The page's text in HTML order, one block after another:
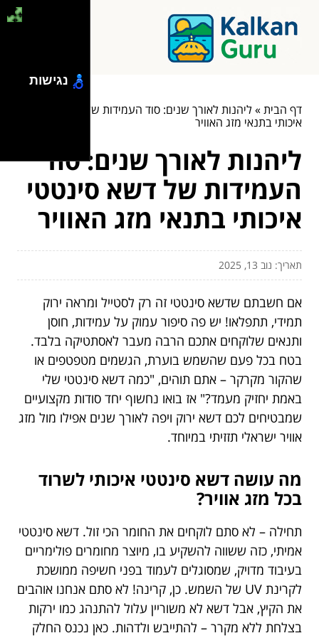
דף הבית»ליהנות לאורך שנים: סוד העמידות של דשא סינטטי
איכותי בתנאי מזג האוויר
ליהנות לאורך שנים: סוד
העמידות של דשא סינטטי
איכותי בתנאי מזג האוויר
תאריך: נוב 13, 2025
אם חשבתם שדשא סינטטי זה רק לסטייל ומראה ירוק
תמידי, תתפלאו! יש פה סיפור עמוק על עמידות, חוסן
ותנאים שלוקחים אתכם הרבה מעבר לאסתטיקה בלבד.
בטח בכל פעם שהשמש בוערת, הגשמים מטפטפים או
שהקור מקרקר – אתם תוהים, "כמה דשא סינטטי שלי
באמת יחזיק מעמד?" אז בואו נחשוף יחד סודות מקצועיים
שמבטיחים לכם דשא ירוק ויפה לאורך שנים אפילו מול מזג
אוויר ישראלי תזזיתי במיוחד.
מה עושה דשא סינטטי איכותי לשרוד
בכל מזג אוויר?
תחילה – לא סתם לוקחים את החומר הכי זול. דשא סינטטי
אמיתי, כזה ששווה להשקיע בו, מיוצר מחומרים פולימריים
בעיבוד מדויק, שמסוגלים לעמוד בפני חשיפה ממושכת
לקרינת UV של השמש. כן, קרינה! לא סתם אנחנו אוהבים
את הקיץ, אבל דשא לא משוריין עלול להתנהג כמו ירקות
בצלחת ללא מקרר – להתייבש ולדהות. כאן נכנס החלק
נגישות